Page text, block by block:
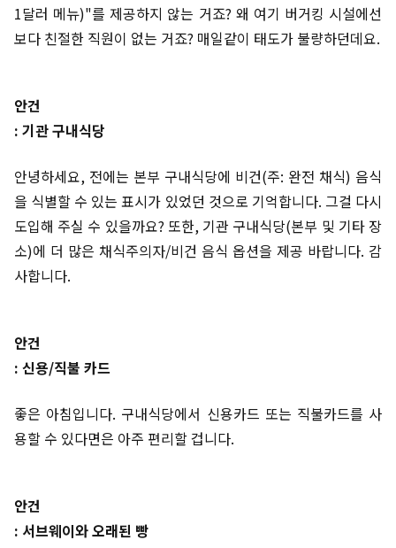
1달러 메뉴)"를 제공하지 않는 거죠? 왜 여기 버거킹 시설에선
보다 친절한 직원이 없는 거죠? 매일같이 태도가 불량하던데요.
안건
: 기관 구내식당
안녕하세요, 전에는 본부 구내식당에 비건(주: 완전 채식) 음식
을 식별할 수 있는 표시가 있었던 것으로 기억합니다. 그걸 다시
도입해 주실 수 있을까요? 또한, 기관 구내식당(본부 및 기타 장
소)에 더 많은 채식주의자/비건 음식 옵션을 제공 바랍니다. 감
사합니다.
안건
: 신용/직불 카드
좋은 아침입니다. 구내식당에서 신용카드 또는 직불카드를 사
용할 수 있다면은 아주 편리할 겁니다.
안건
: 서브웨이와 오래된 빵